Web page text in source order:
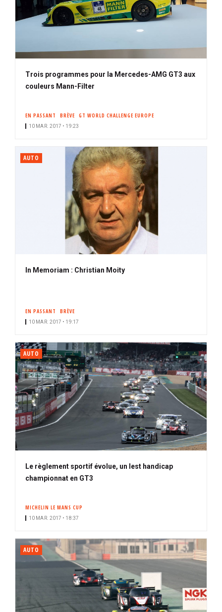
Trois programmes pour la Mercedes-AMG GT3 aux
couleurs Mann-Filter
EN PASSANT BRÈVE GT WORLD CHALLENGE EUROPE
10 MAR. 2017 • 19:23
AUTO
In Memoriam : Christian Moity
EN PASSANT BRÈVE
10 MAR. 2017 • 19:17
AUTO
Le règlement sportif évolue, un lest handicap
championnat en GT3
MICHELIN LE MANS CUP
10 MAR. 2017 • 18:37
AUTO